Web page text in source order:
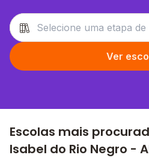
Ver
Escolas mais
Isabel do Rio Negro -